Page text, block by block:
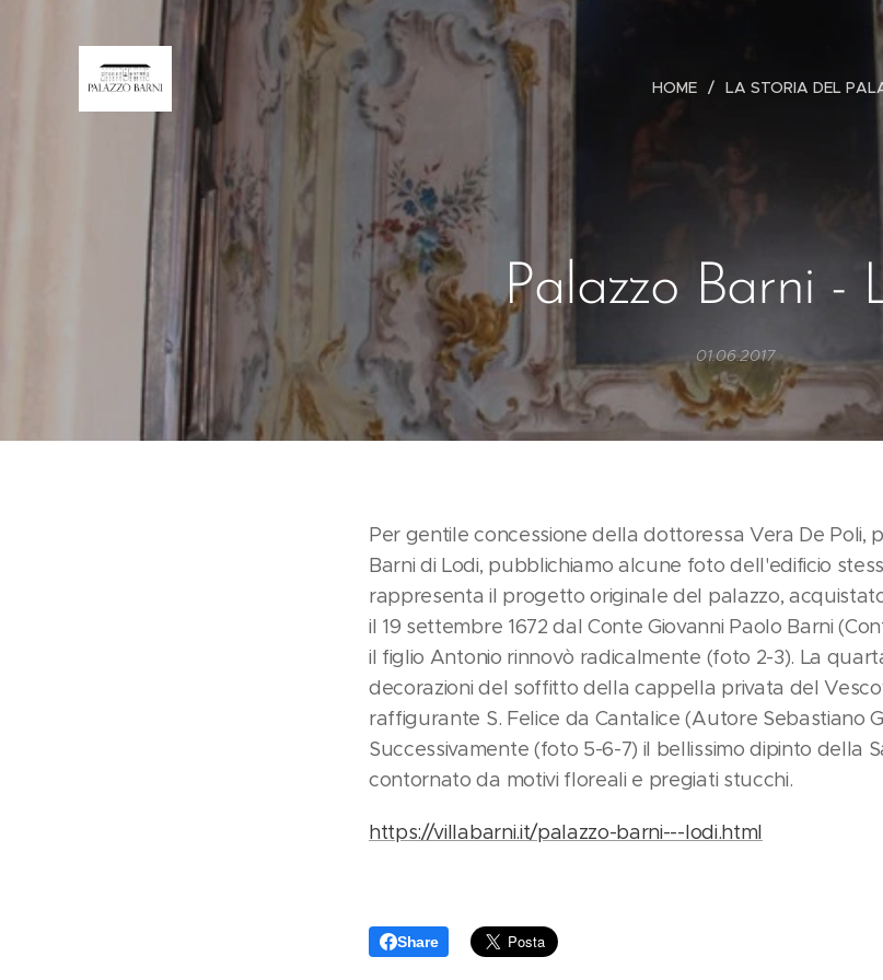
HOME LA STORIA DEL
Palazzo Barni -
01.06.2017
Per gentile concessione della dottoressa Vera De Poli,
Barni di Lodi, pubblichiamo alcune foto dell'edificio
rappresenta il progetto originale del palazzo,
il 19 settembre 1672 dal Conte Giovanni Paolo Barni
il figlio Antonio rinnovò radicalmente (foto 2-3). La
decorazioni del soffitto della cappella privata del
raffigurante S. Felice da Cantalice (Autore Sebastiano
Successivamente (foto 5-6-7) il bellissimo dipinto della
contornato da motivi floreali e pregiati stucchi.
https://villabarni.it/palazzo-barni---lodi.html
Share